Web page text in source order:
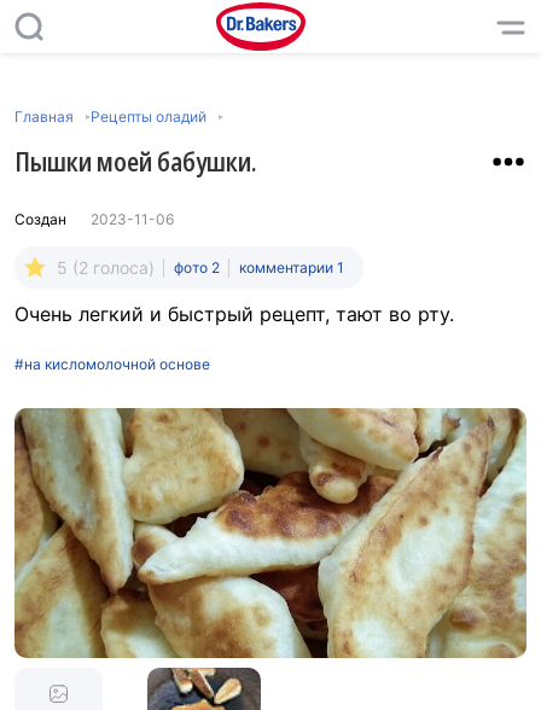
Главная Рецепты оладий
Пышки моей бабушки.
Создан 2023-11-06
5 (2 голоса) фото 2 комментарии 1
Очень легкий и быстрый рецепт, тают во рту.
#на кисломолочной основе